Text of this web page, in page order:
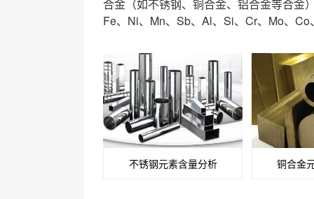
合金（如不锈钢、铜合金、铝合金等合金
Fe、Ni、Mn、Sb、Al、Si、Cr、Mo、
不锈钢元素含量分析 铜合金